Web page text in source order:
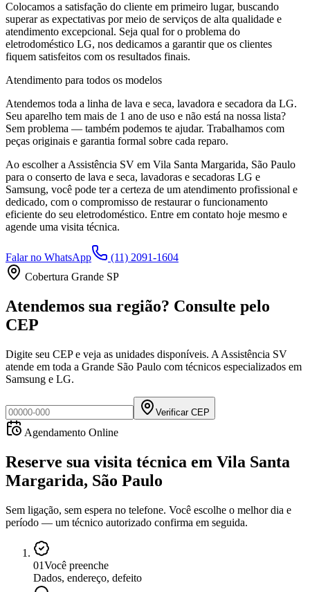
Colocamos a satisfação do cliente em primeiro lugar, buscando
superar as expectativas por meio de serviços de alta qualidade e
atendimento excepcional. Seja qual for o problema do
eletrodoméstico LG, nos dedicamos a garantir que os clientes
fiquem satisfeitos com os resultados finais.
Atendimento para todos os modelos
Atendemos toda a linha de lava e seca, lavadora e secadora da LG.
Seu aparelho tem mais de 1 ano de uso e não está na nossa lista?
Sem problema — também podemos te ajudar. Trabalhamos com
peças originais e garantia formal sobre cada reparo.
Ao escolher a Assistência SV em Vila Santa Margarida, São Paulo
para o conserto de lava e seca, lavadoras e secadoras LG e
Samsung, você pode ter a certeza de um atendimento profissional e
dedicado, com o compromisso de restaurar o funcionamento
eficiente do seu eletrodoméstico. Entre em contato hoje mesmo e
agende uma visita técnica.
Falar no WhatsApp
(11) 2091-1604
Cobertura Grande SP
Atendemos sua região? Consulte pelo
CEP
Digite seu CEP e veja as unidades disponíveis. A Assistência SV
atende em toda a Grande São Paulo com técnicos especializados em
Samsung e LG.
Verificar CEP
Agendamento Online
Reserve sua visita técnica em Vila Santa
Margarida, São Paulo
Sem ligação, sem espera no telefone. Você escolhe o melhor dia e
período — um técnico autorizado confirma em seguida.
01Você preenche
Dados, endereço, defeito